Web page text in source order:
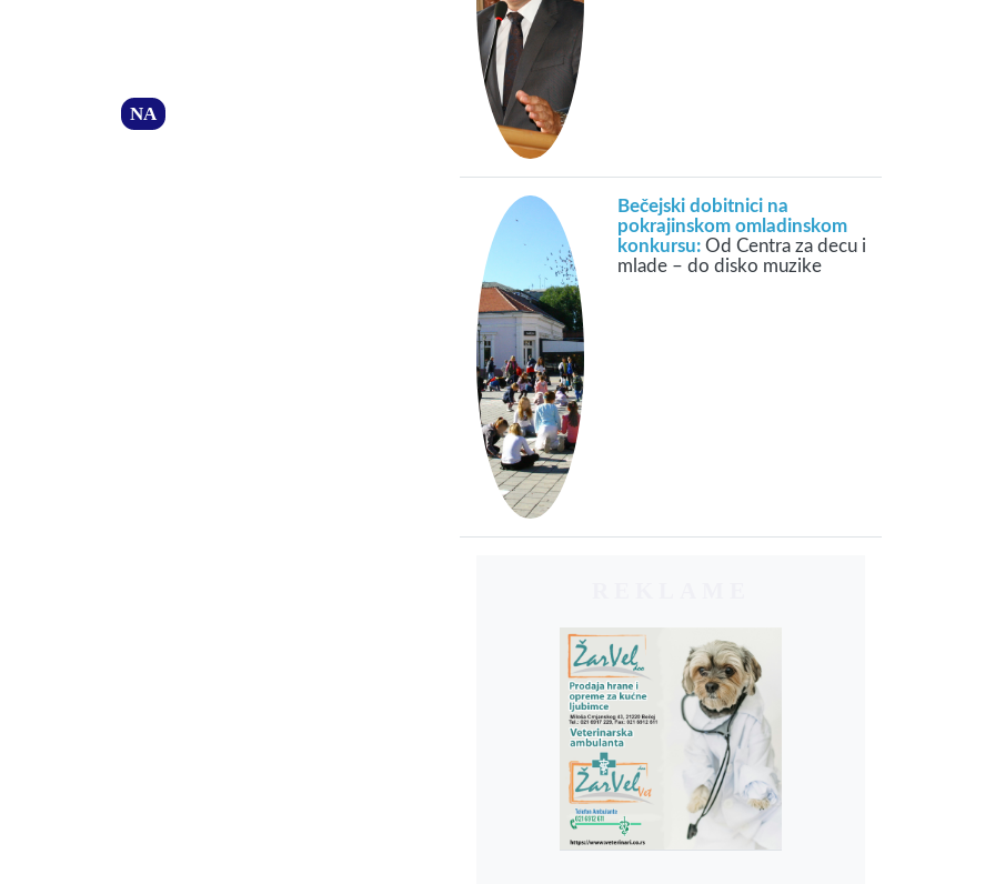
NA
Bečejski dobitnici na
pokrajinskom omladinskom
konkursu: Od Centra za decu i
mlade – do disko muzike